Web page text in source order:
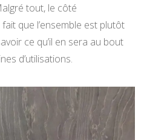
tout, le côté
que l’ensemble est plutôt
ce qu’il en sera au bout
d’utilisations.